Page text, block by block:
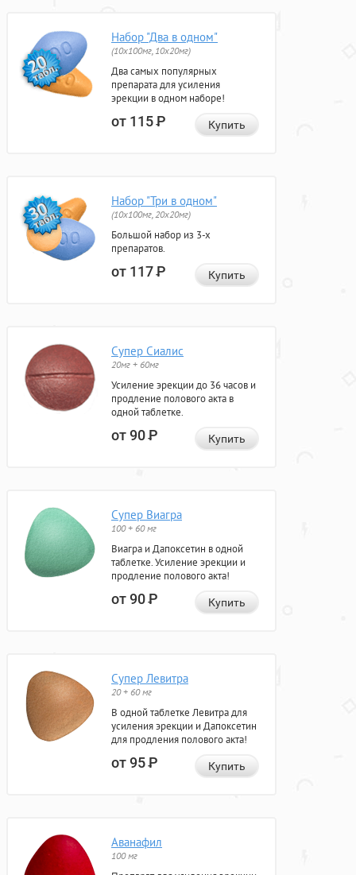
Набор "Два в одном"
(10x100мг, 10x20мг)
Два самых популярных
препарата для усиления
эрекции в одном наборе!
от 115Р Купить
Набор "Три в одном"
(10x100мг, 20x20мг)
Большой набор из 3-х
препаратов.
от 117Р Купить
Супер Сиалис
20мг + 60мг
Усиление эрекции до 36 часов и
продление полового акта в
одной таблетке.
от 90Р Купить
Супер Виагра
100 + 60 мг
Виагра и Дапоксетин в одной
таблетке. Усиление эрекции и
продление полового акта!
от 90Р Купить
Супер Левитра
20 + 60 мг
В одной таблетке Левитра для
усиления эрекции и Дапоксетин
для продления полового акта!
от 95Р Купить
Аванафил
100 мг